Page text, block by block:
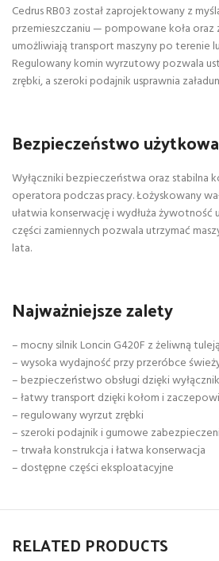
Cedrus RB03 został zaprojektowany z
przemieszczaniu — pompowane koła
umożliwiają transport maszyny po terenie
Regulowany komin wyrzutowy pozwala
zrębki, a szeroki podajnik usprawnia
Bezpieczeństwo
Wyłączniki bezpieczeństwa oraz stabilna
operatora podczas pracy. Łożyskowany
ułatwia konserwację i wydłuża żywotność
części zamiennych pozwala utrzymać
lata.
Najważniejsze zalety
– mocny silnik Loncin G420F z żeliwną tuleją
– wysoka wydajność przy przeróbce
– bezpieczeństwo obsługi dzięki
– łatwy transport dzięki kołom i
– regulowany wyrzut zrębki
– szeroki podajnik i gumowe
– trwała konstrukcja i łatwa konserwacja
– dostępne części eksploatacyjne
RELATED PRODUCTS